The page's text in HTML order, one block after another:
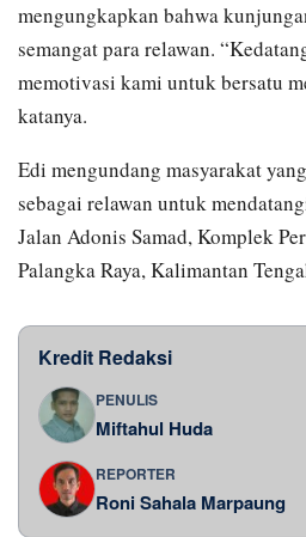
mengungkapkan bahwa
semangat para relawan.
memotivasi kami untuk bersatu
katanya.
Edi mengundang masyarakat
sebagai relawan untuk
Jalan Adonis Samad, Komplek
Palangka Raya, Kalimantan
Kredit Redaksi
PENULIS
Miftahul Huda
REPORTER
Roni Sahala Marpaung